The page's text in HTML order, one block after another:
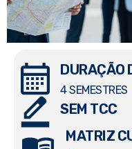
DURAÇÃO
4 SEMESTRES
SEM TCC
MATRIZ